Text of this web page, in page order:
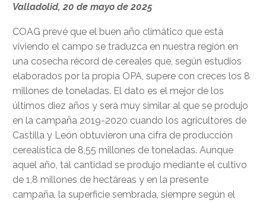
Valladolid, 20 de mayo de 2025
COAG prevé que el buen año climático que está
viviendo el campo se traduzca en nuestra región en
una cosecha récord de cereales que, según estudios
elaborados por la propia OPA, supere con creces los 8
millones de toneladas. El dato es el mejor de los
últimos diez años y será muy similar al que se produjo
en la campaña 2019-2020 cuando los agricultores de
Castilla y León obtuvieron una cifra de producción
cerealística de 8,55 millones de toneladas. Aunque
aquel año, tal cantidad se produjo mediante el cultivo
de 1,8 millones de hectáreas y en la presente
campaña, la superficie sembrada, siempre según el